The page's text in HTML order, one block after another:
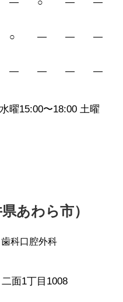
— ○ — —
○ — — —
— — — —
曜15:00〜18:00 土曜
あわら市）
科口腔外科
面1丁目1008